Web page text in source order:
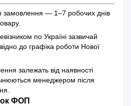
замовлення — 1–7 робочих днів
по Україні зазвичай
до графіка роботи Нової
залежать від наявності
менеджером після
ФОП